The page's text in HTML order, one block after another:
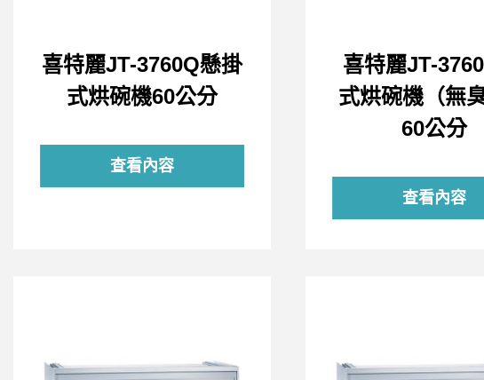
喜特麗JT-3760Q懸掛
式烘碗機60公分
查看內容
喜特麗JT-
式烘碗機（無臭
60公分
查看內容